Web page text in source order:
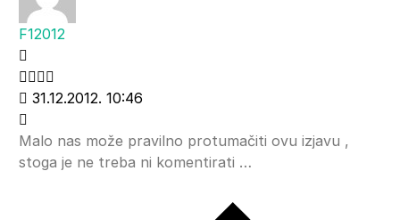
F12012
31.12.2012. 10:46
Malo nas može pravilno protumačiti ovu izjavu ,
stoga je ne treba ni komentirati …